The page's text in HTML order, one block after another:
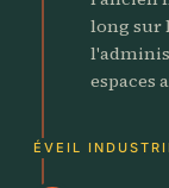
long sur
espaces
ÉVEIL